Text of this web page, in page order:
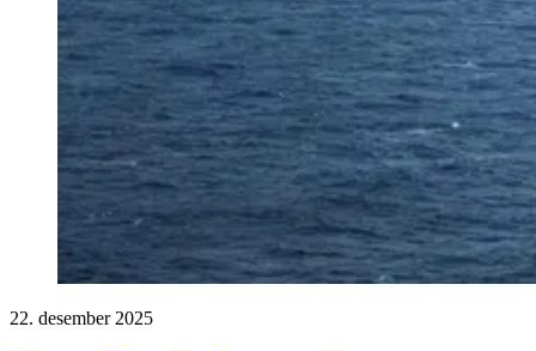
22. desember 2025